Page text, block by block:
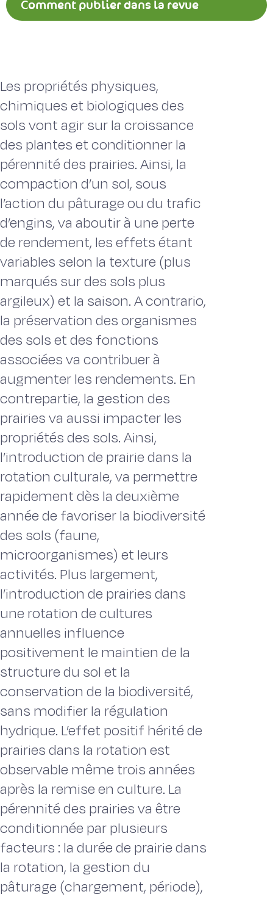
Comment publier dans la revue
Les propriétés physiques,
chimiques et biologiques des
sols vont agir sur la croissance
des plantes et conditionner la
pérennité des prairies. Ainsi, la
compaction d’un sol, sous
l’action du pâturage ou du trafic
d’engins, va aboutir à une perte
de rendement, les effets étant
variables selon la texture (plus
marqués sur des sols plus
argileux) et la saison. A contrario,
la préservation des organismes
des sols et des fonctions
associées va contribuer à
augmenter les rendements. En
contrepartie, la gestion des
prairies va aussi impacter les
propriétés des sols. Ainsi,
l’introduction de prairie dans la
rotation culturale, va permettre
rapidement dès la deuxième
année de favoriser la biodiversité
des sols (faune,
microorganismes) et leurs
activités. Plus largement,
l’introduction de prairies dans
une rotation de cultures
annuelles influence
positivement le maintien de la
structure du sol et la
conservation de la biodiversité,
sans modifier la régulation
hydrique. L’effet positif hérité de
prairies dans la rotation est
observable même trois années
après la remise en culture. La
pérennité des prairies va être
conditionnée par plusieurs
facteurs : la durée de prairie dans
la rotation, la gestion du
pâturage (chargement, période),